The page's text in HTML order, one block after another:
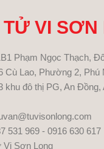
TỬ VI SƠN
Phạm Ngọc Thạch,
Cù Lao, Phường 2, Phú
khu đô thị PG, An Đồng,
531 969 - 0916 630 617
Vi Sơn Long